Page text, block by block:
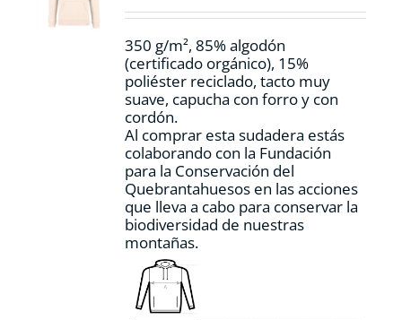
en
página
de
producto
350 g/m², 85% algodón
(certificado orgánico), 15%
poliéster reciclado, tacto muy
suave, capucha con forro y con
cordón.
Al comprar esta sudadera estás
colaborando con la Fundación
para la Conservación del
Quebrantahuesos en las acciones
que lleva a cabo para conservar la
biodiversidad de nuestras
montañas.